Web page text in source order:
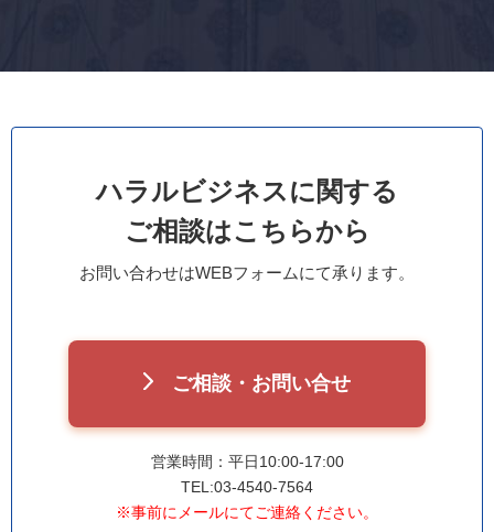
ハラルビジネスに関する
ご相談はこちらから
お問い合わせはWEBフォームにて承ります。
ご相談・お問い合せ
営業時間：平日10:00-17:00
TEL:03-4540-7564
※事前にメールにてご連絡ください。